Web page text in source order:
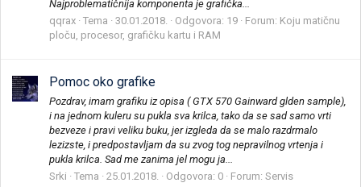
Najproblematičnija komponenta je grafička...
qqrax Tema 30.01.2018. Odgovora: 19 Forum: Koju matičnu
ploču, procesor, grafičku kartu i RAM
Pomoc oko grafike
Pozdrav, imam grafiku iz opisa ( GTX 570 Gainward glden sample),
i na jednom kuleru su pukla sva krilca, tako da se sad samo vrti
bezveze i pravi veliku buku, jer izgleda da se malo razdrmalo
lezizste, i predpostavljam da su zvog tog nepravilnog vrtenja i
pukla krilca. Sad me zanima jel mogu ja...
Srki
Tema 25.01.2018. Odgovora: 0 Forum: Servis